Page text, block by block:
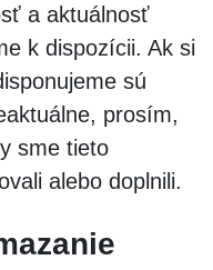
a aktuálnosť
k dispozícii. Ak si
sú
prosím,
sme tieto
alebo doplnili.